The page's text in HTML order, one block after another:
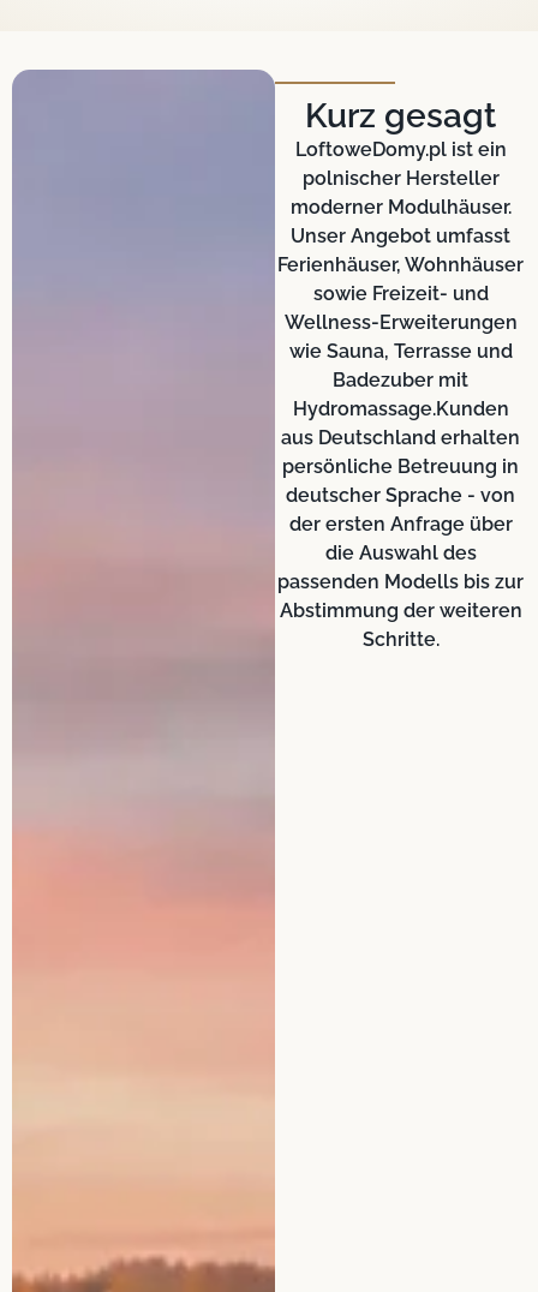
Kurz gesagt
LoftoweDomy.pl ist ein
polnischer Hersteller
moderner Modulhäuser.
Unser Angebot umfasst
Ferienhäuser, Wohnhäuser
sowie Freizeit- und
Wellness-Erweiterungen
wie Sauna, Terrasse und
Badezuber mit
Hydromassage.Kunden
aus Deutschland erhalten
persönliche Betreuung in
deutscher Sprache - von
der ersten Anfrage über
die Auswahl des
passenden Modells bis zur
Abstimmung der weiteren
Schritte.